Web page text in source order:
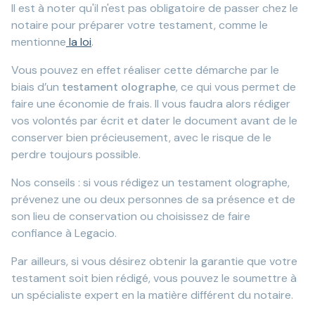
Il est à noter qu'il n'est pas obligatoire de passer chez le
notaire pour préparer votre testament, comme le
mentionne la loi.
Vous pouvez en effet réaliser cette démarche par le
biais d’un testament olographe, ce qui vous permet de
faire une économie de frais. Il vous faudra alors rédiger
vos volontés par écrit et dater le document avant de le
conserver bien précieusement, avec le risque de le
perdre toujours possible.
Nos conseils : si vous rédigez un testament olographe,
prévenez une ou deux personnes de sa présence et de
son lieu de conservation ou choisissez de faire
confiance à Legacio.
Par ailleurs, si vous désirez obtenir la garantie que votre
testament soit bien rédigé, vous pouvez le soumettre à
un spécialiste expert en la matière différent du notaire.